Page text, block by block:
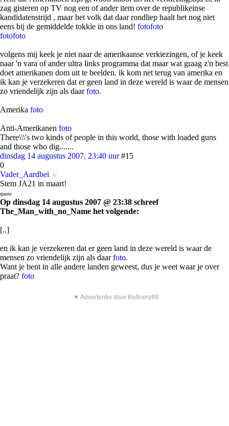
zag gisteren op TV nog een of ander item over de republikeinse
kandidatenstrijd , maar het volk dat daar rondliep haalt het nog niet
eens bij de gemiddelde tokkie in ons land! fotofoto
fotofoto
volgens mij keek je niet naar de amerikaanse verkiezingen, of je keek
naar 'n vara of ander ultra links programma dat maar wat graag z'n best
doet amerikanen dom uit te beelden. ik kom net terug van amerika en
ik kan je verzekeren dat er geen land in deze wereld is waar de mensen
zo vriendelijk zijn als daarfoto.
Amerika foto
Anti-Amerikanen foto
There\\\'s two kinds of people in this world, those with loaded guns
and those who dig.......
dinsdag 14 augustus 2007, 23:40 uur #15
0
Vader_Aardbei
Stem JA21 in maart!
quote:
Op dinsdag 14 augustus 2007 @ 23:38 schreef
The_Man_with_no_Name het volgende:
[..]
en ik kan je verzekeren dat er geen land in deze wereld is waar de
mensen zo vriendelijk zijn als daarfoto.
Want je bent in alle andere landen geweest, dus je weet waar je over
praat? foto
▼ Advertentie door Refinery89